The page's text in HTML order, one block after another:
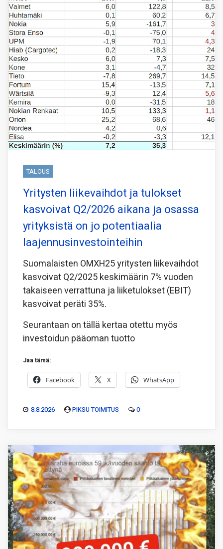
TALOUS
Yritysten liikevaihdot ja tulokset
kasvoivat Q2/2026 aikana ja osassa
yrityksistä on jo potentiaalia
laajennusinvestointeihin
Suomalaisten OMXH25 yritysten liikevaihdot
kasvoivat Q2/2025 keskimäärin 7% vuoden
takaiseen verrattuna ja liiketulokset (EBIT)
kasvoivat peräti 35%.
Seurantaan on tällä kertaa otettu myös
investoidun pääoman tuotto
Jaa tämä:
Facebook X WhatsApp
8.8.2026 PIKSU TOIMITUS 0